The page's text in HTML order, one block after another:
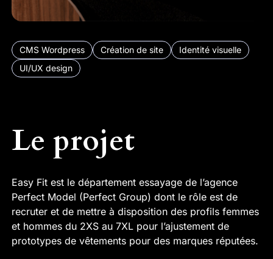
CMS Wordpress Création de site
Identité visuelle
UI/UX design
Le projet
Easy Fit est le département essayage de l’agence
Perfect Model (Perfect Group) dont le rôle est de
recruter et de mettre à disposition des profils femmes
et hommes du 2XS au 7XL pour l’ajustement de
prototypes de vêtements pour des marques réputées.